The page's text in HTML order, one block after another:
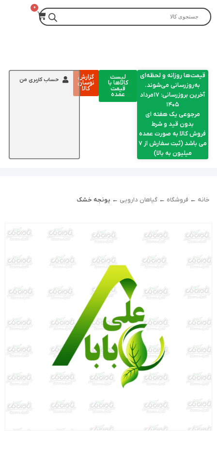
قیمت‌ها روزانه و لحظه‌ای
به‌روزرسانی می‌شوند.
آخرین بروزرسانی: ۱۷مرداد
۱۴۰۵
مرجوعی یک هفته ای
بدون قید و شرط
فروش کالا به صورت عمده
می باشد (ثبت سفارش از 7
میلیون به بالا)
لیست
کالاها با
قیمت
عمده
گزارش
نوسان
کالا
حساب کاربری من
خانه ← فروشگاه ← گیاهان دارویی ← یونجه خشک